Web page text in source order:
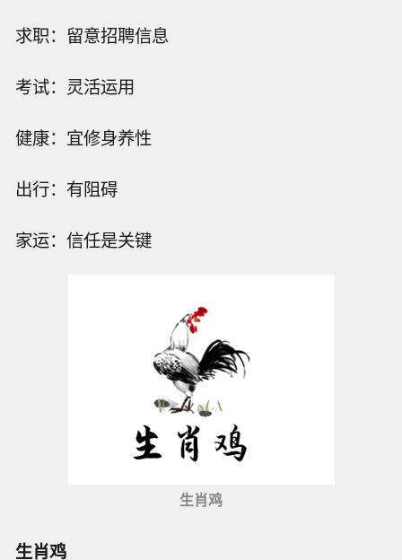
求职：留意招聘信息
考试：灵活运用
健康：宜修身养性
出行：有阻碍
家运：信任是关键
生肖鸡
生肖鸡